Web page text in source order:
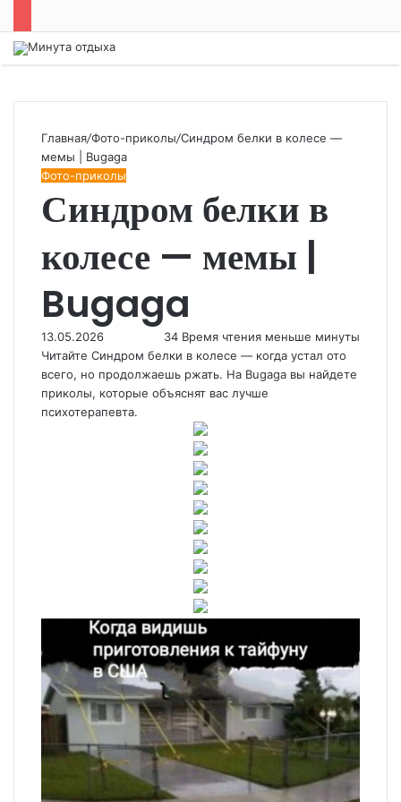
Главная/Фото-приколы/Синдром белки в колесе —
мемы | Bugaga
Фото-приколы
Синдром белки в
колесе — мемы |
Bugaga
13.05.2026 34 Время чтения меньше минуты
Читайте Синдром белки в колесе — когда устал ото
всего, но продолжаешь ржать. На Bugaga вы найдете
приколы, которые объяснят вас лучше
психотерапевта.